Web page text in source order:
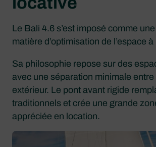
Le Bali 4.6 s’est imposé comme
matière d’optimisation de l’espace à
Sa philosophie repose sur des
avec une séparation minimale
extérieur. Le pont avant rigide
traditionnels et crée une grande
appréciée en location.